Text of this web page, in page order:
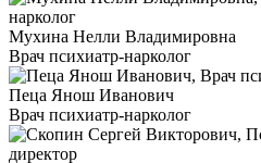
Мухина Нелли Владимировна
Врач психиатр-нарколог
Пеца Янош Иванович
Врач психиатр-нарколог